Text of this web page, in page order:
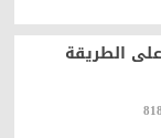
الطريقة
818